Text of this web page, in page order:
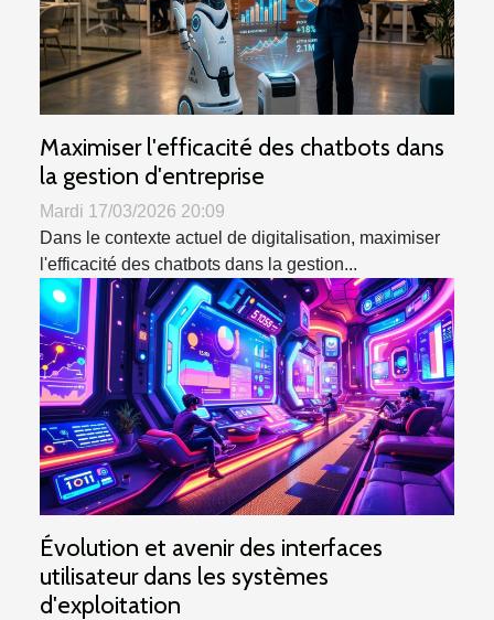
Maximiser l'efficacité des chatbots dans
la gestion d'entreprise
Mardi 17/03/2026 20:09
Dans le contexte actuel de digitalisation, maximiser
l'efficacité des chatbots dans la gestion...
Évolution et avenir des interfaces
utilisateur dans les systèmes
d'exploitation